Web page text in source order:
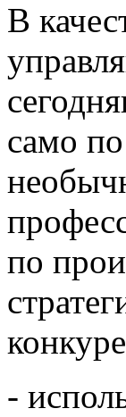
В
само по
по
-